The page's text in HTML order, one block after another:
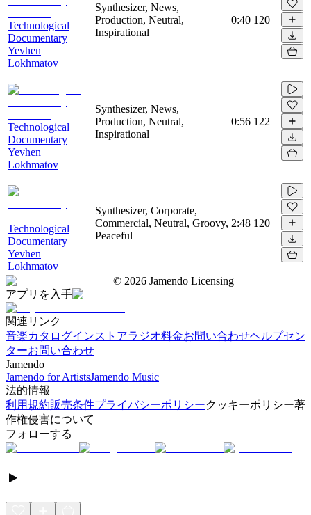
Technological
Documentary
Yevhen
Lokhmatov
Synthesizer, News,
Production, Neutral,
Inspirational
0:40 120
Technological
Documentary
Yevhen
Lokhmatov
Synthesizer, News,
Production, Neutral,
Inspirational
0:56 122
Technological
Documentary
Yevhen
Lokhmatov
Synthesizer, Corporate,
Commercial, Neutral, Groovy,
Peaceful
2:48 120
© 2026 Jamendo Licensing
アプリを入手
関連リンク
音楽カタログインストアラジオ料金お問い合わせヘルプセン
ターお問い合わせ
Jamendo
Jamendo for ArtistsJamendo Music
法的情報
利用規約販売条件プライバシーポリシークッキーポリシー著
作権侵害について
フォローする